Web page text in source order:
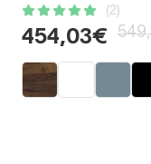
(2)
454,03€